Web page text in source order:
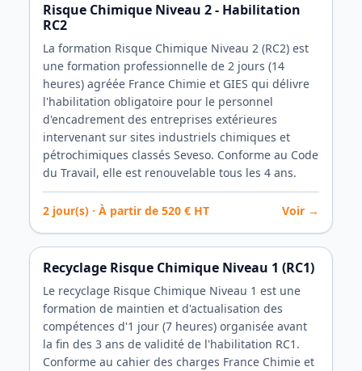
Risque Chimique Niveau 2 - Habilitation
RC2
La formation Risque Chimique Niveau 2 (RC2) est
une formation professionnelle de 2 jours (14
heures) agréée France Chimie et GIES qui délivre
l'habilitation obligatoire pour le personnel
d'encadrement des entreprises extérieures
intervenant sur sites industriels chimiques et
pétrochimiques classés Seveso. Conforme au Code
du Travail, elle est renouvelable tous les 4 ans.
2 jour(s) · À partir de 520 € HT Voir →
Recyclage Risque Chimique Niveau 1 (RC1)
Le recyclage Risque Chimique Niveau 1 est une
formation de maintien et d'actualisation des
compétences d'1 jour (7 heures) organisée avant
la fin des 3 ans de validité de l'habilitation RC1.
Conforme au cahier des charges France Chimie et